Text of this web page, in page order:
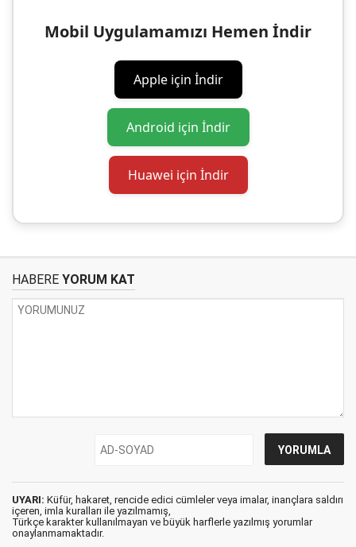
Mobil Uygulamamızı Hemen İndir
Apple için İndir
Android için İndir
Huawei için İndir
HABERE YORUM KAT
UYARI: Küfür, hakaret, rencide edici cümleler veya imalar, inançlara saldırı
içeren, imla kuralları ile yazılmamış,
Türkçe karakter kullanılmayan ve büyük harflerle yazılmış yorumlar
onaylanmamaktadır.